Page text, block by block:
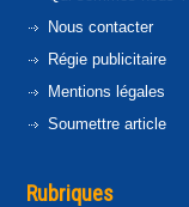
Nous contacter
Régie publicitaire
Mentions légales
Soumettre article
Rubriques